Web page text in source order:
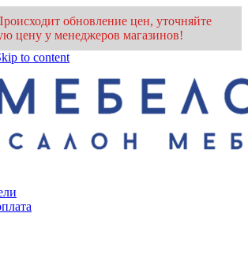
обновление цен, уточняйте
цену у менеджеров магазинов!
to content